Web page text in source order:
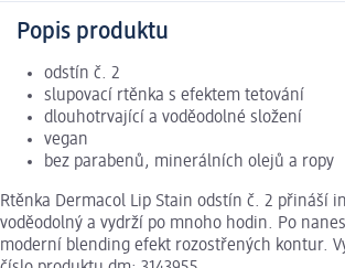
Popis produktu
odstín č. 2
slupovací rtěnka s efektem tetování
dlouhotrvající a voděodolné složení
vegan
bez parabenů, minerálních olejů a ropy
Rtěnka Dermacol Lip Stain odstín č. 2 přináší
voděodolný a vydrží po mnoho hodin. Po
moderní blending efekt rozostřených kontur.